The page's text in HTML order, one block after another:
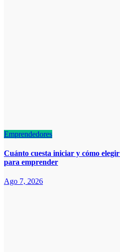
Emprendedores
Cuánto cuesta iniciar y cómo
para emprender
Ago 7, 2026